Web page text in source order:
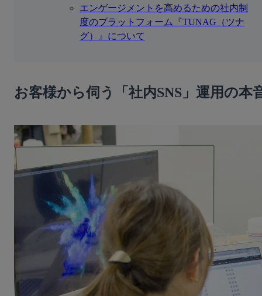
エンゲージメントを高めるための社内制
度のプラットフォーム『TUNAG（ツナ
グ）』について
お客様から伺う「社内SNS」運用の本